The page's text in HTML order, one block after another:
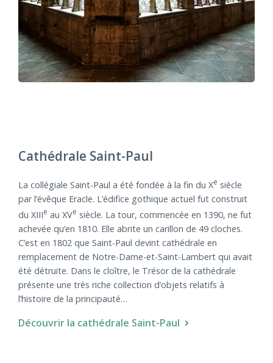
Cathédrale Saint-Paul
La collégiale Saint-Paul a été fondée à la fin du Xe siècle
par l’évêque Eracle. L’édifice gothique actuel fut construit
du XIIIe au XVe siècle. La tour, commencée en 1390, ne fut
achevée qu’en 1810. Elle abrite un carillon de 49 cloches.
C’est en 1802 que Saint-Paul devint cathédrale en
remplacement de Notre-Dame-et-Saint-Lambert qui avait
été détruite. Dans le cloître, le Trésor de la cathédrale
présente une très riche collection d’objets relatifs à
l’histoire de la principauté…
Découvrir la cathédrale Saint-Paul